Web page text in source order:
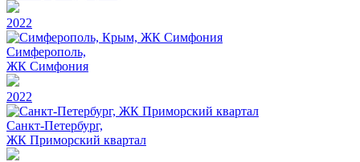
2022
Симферополь,
ЖК Симфония
2022
Санкт-Петербург,
ЖК Приморский квартал